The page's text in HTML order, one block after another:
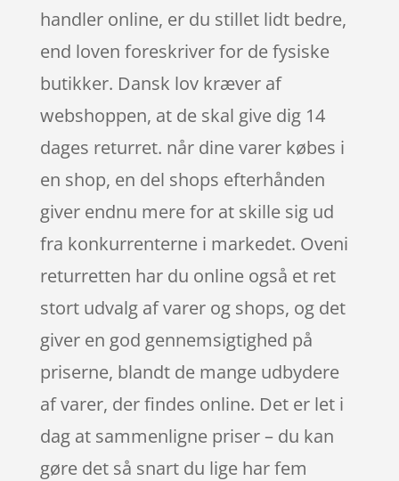
handler online, er du stillet lidt bedre,
end loven foreskriver for de fysiske
butikker. Dansk lov kræver af
webshoppen, at de skal give dig 14
dages returret. når dine varer købes i
en shop, en del shops efterhånden
giver endnu mere for at skille sig ud
fra konkurrenterne i markedet. Oveni
returretten har du online også et ret
stort udvalg af varer og shops, og det
giver en god gennemsigtighed på
priserne, blandt de mange udbydere
af varer, der findes online. Det er let i
dag at sammenligne priser – du kan
gøre det så snart du lige har fem